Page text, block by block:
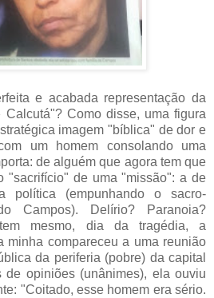
e acabada representação da
Calcutá"? Como disse, uma figura
imagem "bíblica" de dor e
um homem consolando uma
de alguém que agora tem que
"sacrifício" de uma "missão": a de
(empunhando o sacro-
Campos). Delírio? Paranoia?
mesmo, dia da tragédia, a
minha compareceu a uma reunião
da periferia (pobre) da capital
de opiniões (unânimes), ela ouviu
"Coitado, esse homem era sério.